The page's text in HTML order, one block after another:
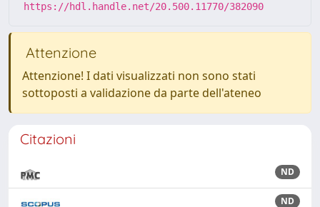
https://hdl.handle.net/20.500.11770/382090
Attenzione
Attenzione! I dati visualizzati non sono stati
sottoposti a validazione da parte dell'ateneo
Citazioni
ND
ND